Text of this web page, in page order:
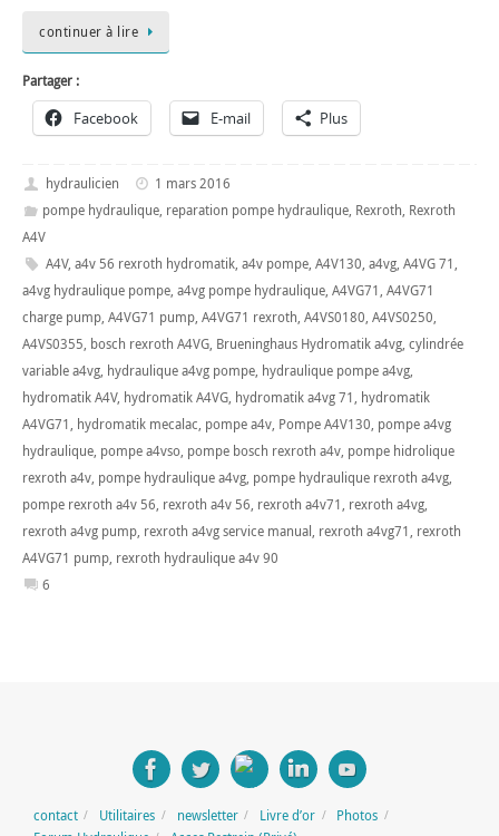
continuer à lire
Partager :
Facebook E-mail Plus
hydraulicien
1 mars 2016
pompe hydraulique, reparation pompe hydraulique, Rexroth, Rexroth
A4V
A4V, a4v 56 rexroth hydromatik, a4v pompe, A4V130, a4vg, A4VG 71,
a4vg hydraulique pompe, a4vg pompe hydraulique, A4VG71, A4VG71
charge pump, A4VG71 pump, A4VG71 rexroth, A4VS0180, A4VS0250,
A4VS0355, bosch rexroth A4VG, Brueninghaus Hydromatik a4vg, cylindrée
variable a4vg, hydraulique a4vg pompe, hydraulique pompe a4vg,
hydromatik A4V, hydromatik A4VG, hydromatik a4vg 71, hydromatik
A4VG71, hydromatik mecalac, pompe a4v, Pompe A4V130, pompe a4vg
hydraulique, pompe a4vso, pompe bosch rexroth a4v, pompe hidrolique
rexroth a4v, pompe hydraulique a4vg, pompe hydraulique rexroth a4vg,
pompe rexroth a4v 56, rexroth a4v 56, rexroth a4v71, rexroth a4vg,
rexroth a4vg pump, rexroth a4vg service manual, rexroth a4vg71, rexroth
A4VG71 pump, rexroth hydraulique a4v 90
6
contact Utilitaires newsletter Livre d’or
Photos